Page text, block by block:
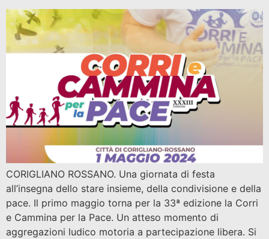
CORIGLIANO ROSSANO. Una giornata di festa
all’insegna dello stare insieme, della condivisione e della
pace. Il primo maggio torna per la 33ª edizione la Corri
e Cammina per la Pace. Un atteso momento di
aggregazioni ludico motoria a partecipazione libera. Si